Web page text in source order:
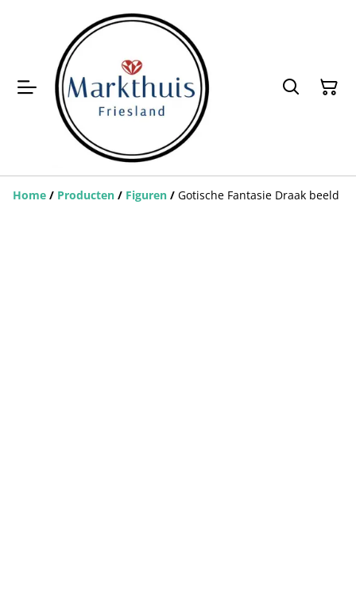
Home / Producten / Figuren / Gotische Fantasie Draak beeld